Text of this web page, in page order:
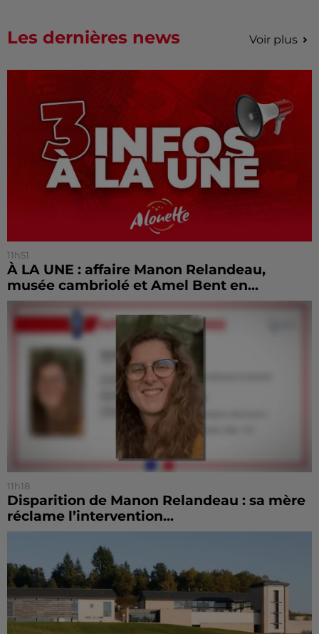
Les dernières news Voir plus
11h51
À LA UNE : affaire Manon Relandeau,
musée cambriolé et Amel Bent en...
11h18
Disparition de Manon Relandeau : sa mère
réclame l’intervention...